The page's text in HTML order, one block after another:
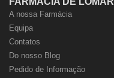
A nossa Farmácia
Equipa
Contatos
Do nosso Blog
Pedido de Informação